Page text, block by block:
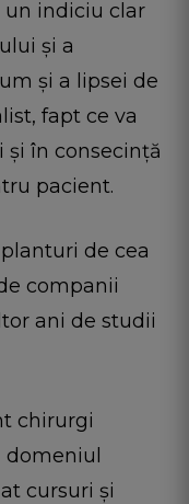
un indiciu clar
și a
și a lipsei de
fapt ce va
în consecință
pacient.
de cea
companii
ani de studii
chirurgi
cursuri și